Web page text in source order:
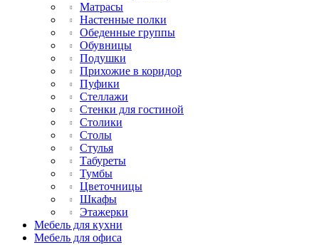
Матрасы
Настенные полки
Обеденные группы
Обувницы
Подушки
Прихожие в коридор
Пуфики
Стеллажи
Стенки для гостиной
Столики
Столы
Стулья
Табуреты
Тумбы
Цветочницы
Шкафы
Этажерки
Мебель для кухни
Мебель для офиса